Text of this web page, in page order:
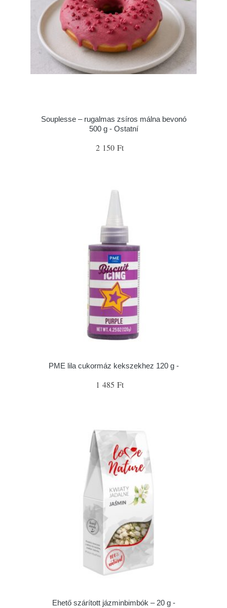
Souplesse – rugalmas zsíros málna bevonó
500 g - Ostatní
2 150 Ft
PME lila cukormáz kekszekhez 120 g -
1 485 Ft
Ehető szárított jázminbimbók – 20 g -